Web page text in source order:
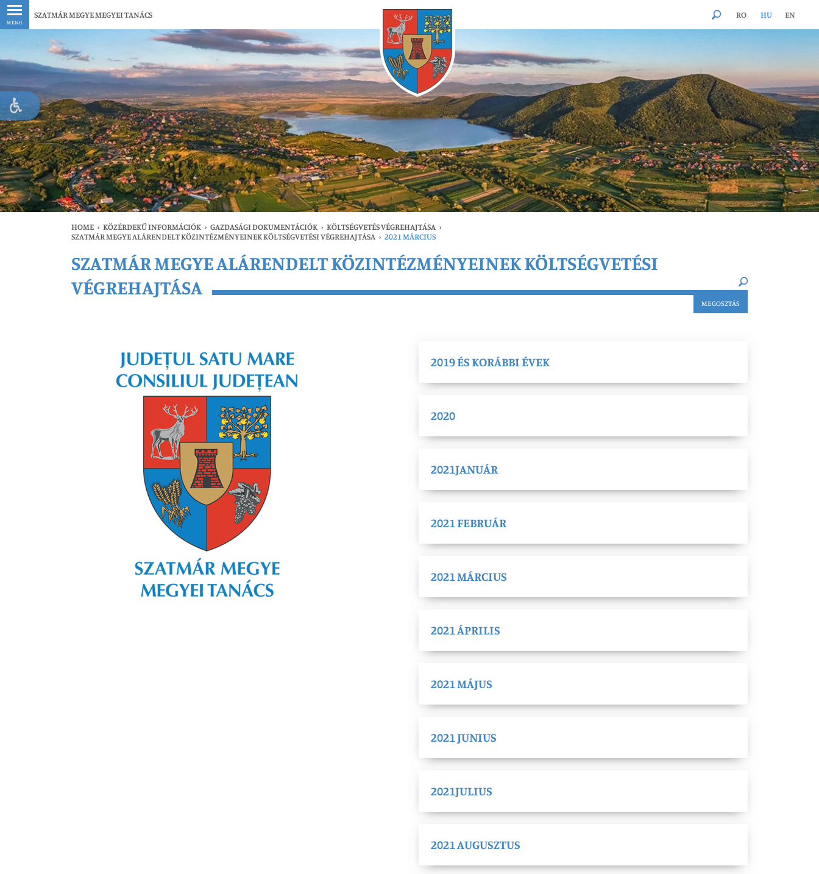
MENU
SZATMÁR MEGYE MEGYEI TANÁCS RO HU EN
HOME › KÖZÉRDEKŰ INFORMÁCIÓK › GAZDASÁGI DOKUMENTÁCIÓK › KÖLTSÉGVETÉS VÉGREHAJTÁSA ›
SZATMÁR MEGYE ALÁRENDELT KÖZINTÉZMÉNYEINEK KÖLTSÉGVETÉSI VÉGREHAJTÁSA › 2021 MÁRCIUS
Legfrissebb Bármikor
SZATMÁR MEGYE ALÁRENDELT KÖZINTÉZMÉNYEINEK KÖLTSÉGVETÉSI
VÉGREHAJTÁSA
MEGOSZTÁS
2019 ÉS KORÁBBI ÉVEK
2020
2021JANUÁR
2021 FEBRUÁR
2021 MÁRCIUS
2021 ÁPRILIS
2021 MÁJUS
2021 JUNIUS
2021JULIUS
2021 AUGUSZTUS